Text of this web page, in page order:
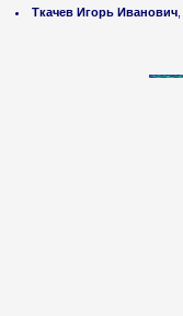
Ткачев Игорь Иванович